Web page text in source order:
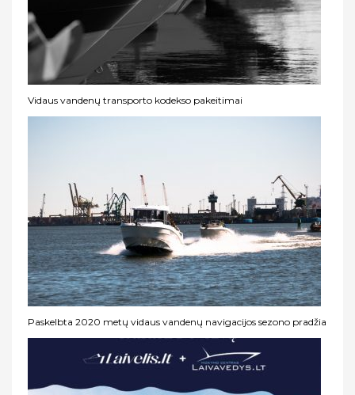
Vidaus vandenų transporto kodekso pakeitimai
Paskelbta 2020 metų vidaus vandenų navigacijos sezono pradžia